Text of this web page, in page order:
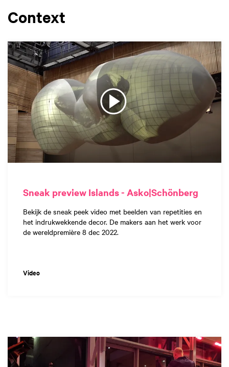
Context
Sneak preview Islands - Asko|Schönberg
Bekijk de sneak peek video met beelden van repetities en
het indrukwekkende decor. De makers aan het werk voor
de wereldpremière 8 dec 2022.
Video